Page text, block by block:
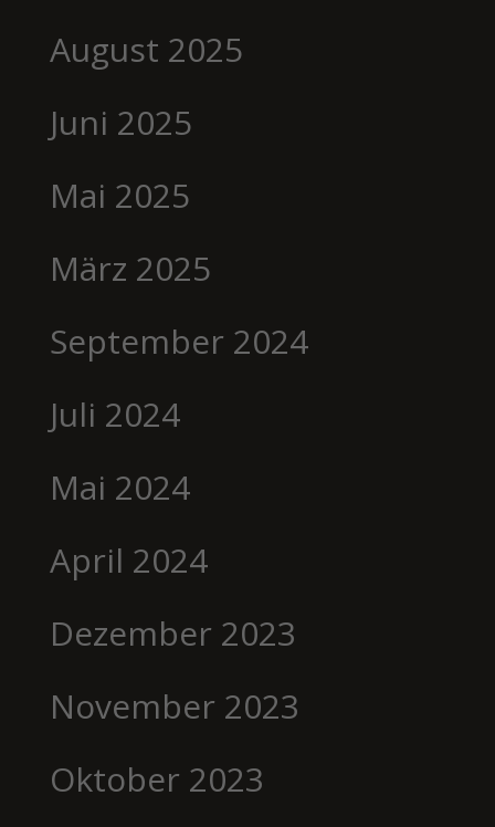
August 2025
Juni 2025
Mai 2025
März 2025
September 2024
Juli 2024
Mai 2024
April 2024
Dezember 2023
November 2023
Oktober 2023